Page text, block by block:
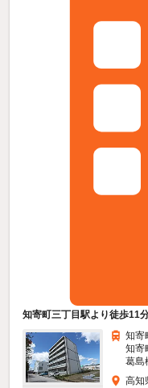
知寄町三丁目駅より徒歩11
知寄
知寄
葛島
高知